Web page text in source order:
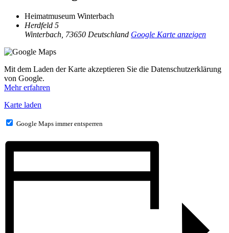
Heimatmuseum Winterbach
Herdfeld 5
Winterbach 73650 Deutschland Google Karte anzeigen
Mit dem Laden der Karte akzeptieren Sie die Datenschutzerklärung
von Google.
Mehr erfahren
Karte laden
Google Maps immer entsperren